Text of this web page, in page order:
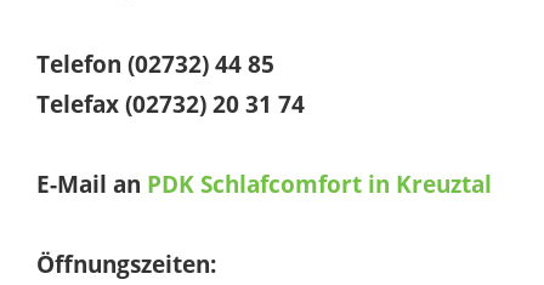
Telefon (02732) 44 85
Telefax (02732) 20 31 74
E-Mail an PDK Schlafcomfort in Kreuztal
Öffnungszeiten: